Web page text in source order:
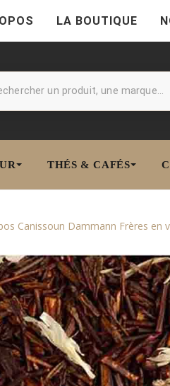
LA BOUTIQUE
THÉS & CAFÉS
Canissoun Dammann Frères en